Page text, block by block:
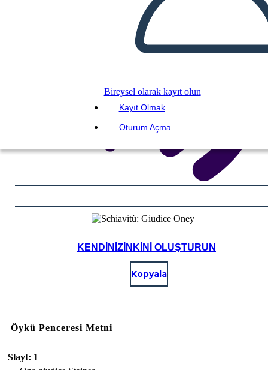
Bireysel olarak kayıt olun
Kayıt Olmak
Oturum Açma
KENDINIZINKINI OLUŞTURUN
Kopyala
Öykü Penceresi Metni
Slayt: 1